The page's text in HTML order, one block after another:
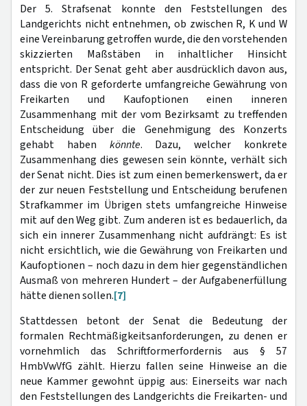
Der 5. Strafsenat konnte den Feststellungen des
Landgerichts nicht entnehmen, ob zwischen R, K und W
eine Vereinbarung getroffen wurde, die den vorstehenden
skizzierten Maßstäben in inhaltlicher Hinsicht
entspricht. Der Senat geht aber ausdrücklich davon aus,
dass die von R geforderte umfangreiche Gewährung von
Freikarten und Kaufoptionen einen inneren
Zusammenhang mit der vom Bezirksamt zu treffenden
Entscheidung über die Genehmigung des Konzerts
gehabt haben könnte. Dazu, welcher konkrete
Zusammenhang dies gewesen sein könnte, verhält sich
der Senat nicht. Dies ist zum einen bemerkenswert, da er
der zur neuen Feststellung und Entscheidung berufenen
Strafkammer im Übrigen stets umfangreiche Hinweise
mit auf den Weg gibt. Zum anderen ist es bedauerlich, da
sich ein innerer Zusammenhang nicht aufdrängt: Es ist
nicht ersichtlich, wie die Gewährung von Freikarten und
Kaufoptionen – noch dazu in dem hier gegenständlichen
Ausmaß von mehreren Hundert – der Aufgabenerfüllung
hätte dienen sollen.[7]
Stattdessen betont der Senat die Bedeutung der
formalen Rechtmäßigkeitsanforderungen, zu denen er
vornehmlich das Schriftformerfordernis aus § 57
HmbVwVfG zählt. Hierzu fallen seine Hinweise an die
neue Kammer gewohnt üppig aus: Einerseits war nach
den Feststellungen des Landgerichts die Freikarten- und